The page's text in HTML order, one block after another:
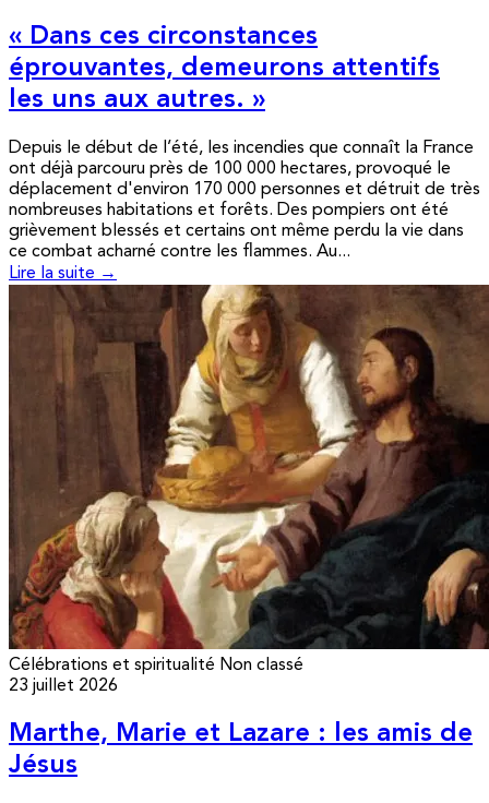
« Dans ces circonstances
éprouvantes, demeurons attentifs
les uns aux autres. »
Depuis le début de l’été, les incendies que connaît la France
ont déjà parcouru près de 100 000 hectares, provoqué le
déplacement d'environ 170 000 personnes et détruit de très
nombreuses habitations et forêts. Des pompiers ont été
grièvement blessés et certains ont même perdu la vie dans
ce combat acharné contre les flammes. Au...
Lire la suite →
Célébrations et spiritualité Non classé
23 juillet 2026
Marthe, Marie et Lazare : les amis de
Jésus